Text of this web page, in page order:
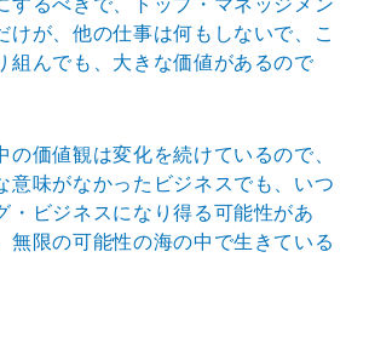
けが、他の仕事は何もしないで、こ
組んでも、大きな価値があるので
の価値観は変化を続けているので、
意味がなかったビジネスでも、いつ
・ビジネスになり得る可能性があ
無限の可能性の海の中で生きている